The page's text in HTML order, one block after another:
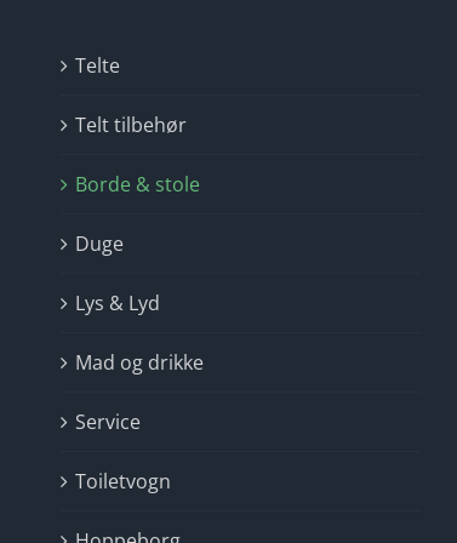
Telte
Telt tilbehør
Borde & stole
Duge
Lys & Lyd
Mad og drikke
Service
Toiletvogn